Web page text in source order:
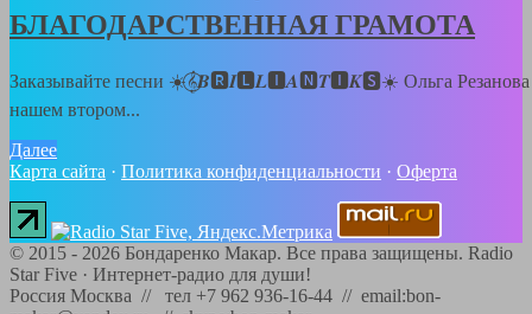
БЛАГОДАРСТВЕННАЯ ГРАМОТА
Заказывайте песни ☀️𝄞⃝𝑩🆁𝑰🅻𝑳🅸𝑨🅽𝑻🅸𝑲🆂☀️ Ольга Резанова
нашем втором...
Далее
Карта сайта · Политика конфиденциальности · Оферта
© 2015 - 2026 Бондаренко Макар. Все права защищены. Radio
Star Five · Интернет-радио для души!
Россия Москва // тел +7 962 936-16-44 // email:bon-